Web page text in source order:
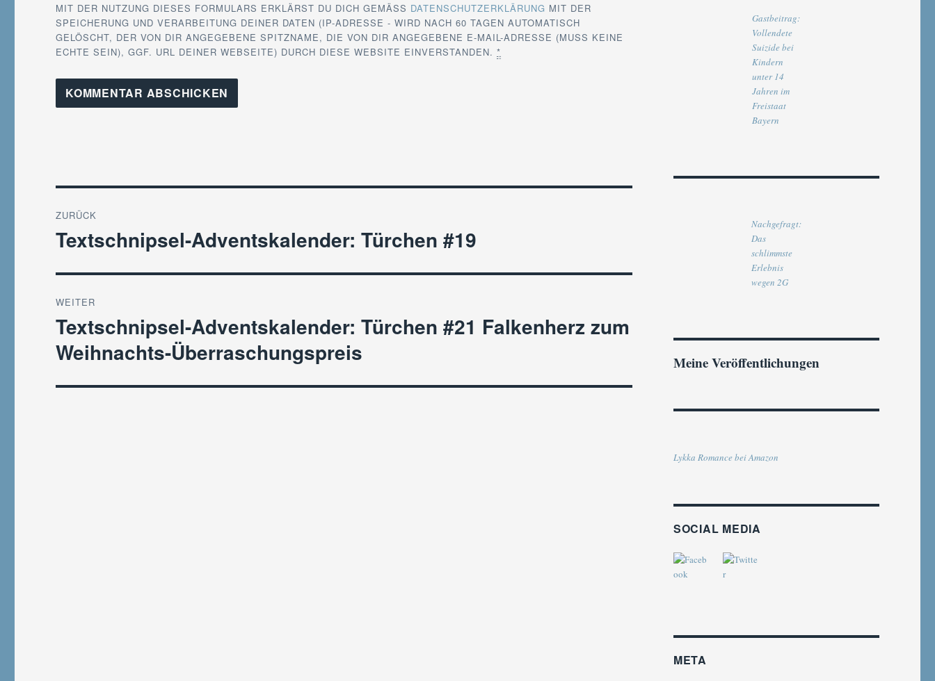
MIT DER NUTZUNG DIESES FORMULARS ERKLÄRST DU DICH GEMÄSS DATENSCHUTZERKLÄRUNG MIT DER
SPEICHERUNG UND VERARBEITUNG DEINER DATEN (IP-ADRESSE - WIRD NACH 60 TAGEN AUTOMATISCH
GELÖSCHT, DER VON DIR ANGEGEBENE SPITZNAME, DIE VON DIR ANGEGEBENE E-MAIL-ADRESSE (MUSS KEINE
ECHTE SEIN), GGF. URL DEINER WEBSEITE) DURCH DIESE WEBSITE EINVERSTANDEN.*
ZURÜCK
Vorheriger
Textschnipsel-Adventskalender: Türchen #19
WEITER
Nächster
Beitrag:
Textschnipsel-Adventskalender: Türchen #21 Falkenherz zum
Weihnachts-Überraschungspreis
Gastbeitrag:
Vollendete
Suizide bei
Kindern
unter 14
Jahren im
Freistaat
Bayern
Nachgefragt:
Das
schlimmste
Erlebnis
wegen 2G
Meine Veröffentlichungen
Lykka Romance bei Amazon
SOCIAL MEDIA
META